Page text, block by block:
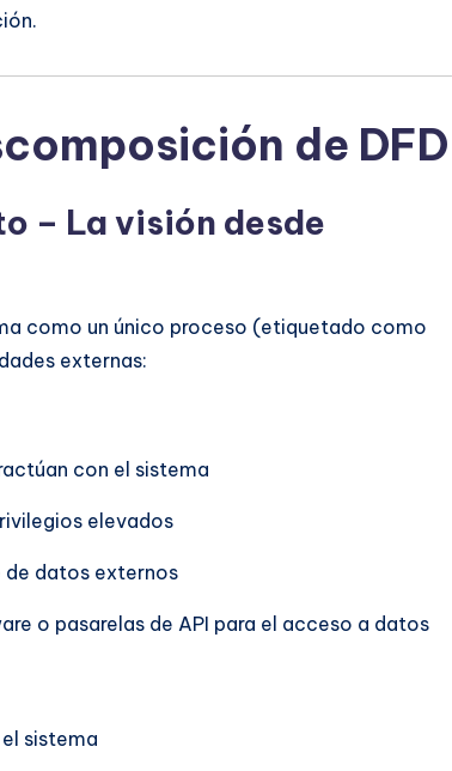
de DFD
– La visión desde
como un único proceso (etiquetado como
externas:
con el sistema
elevados
de datos externos
o pasarelas de API para el acceso a datos
sistema